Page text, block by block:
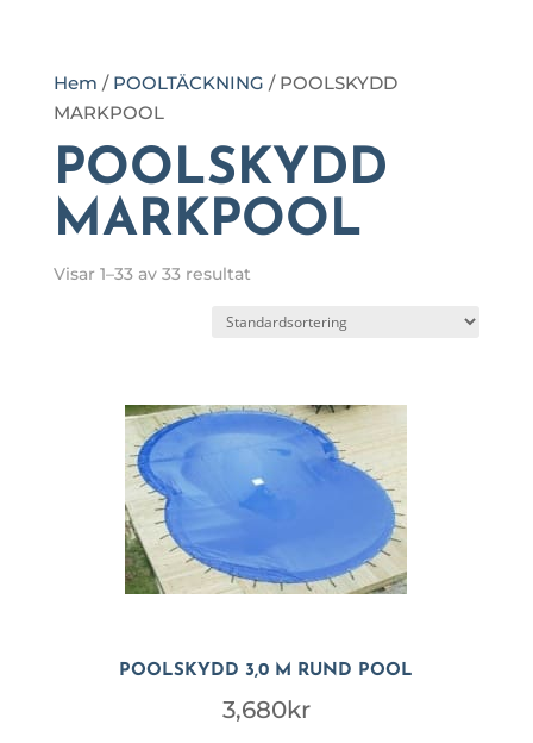
Hem / POOLTÄCKNING / POOLSKYDD
MARKPOOL
POOLSKYDD
MARKPOOL
Visar 1–33 av 33 resultat
POOLSKYDD 3,0 M RUND POOL
3,680kr